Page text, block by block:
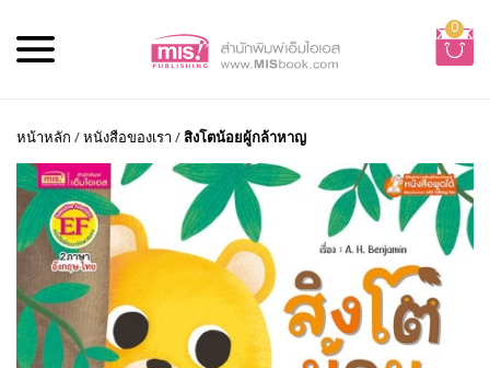
0
หน้าหลัก /หนังสือของเรา /สิงโตน้อยผู้กล้าหาญ